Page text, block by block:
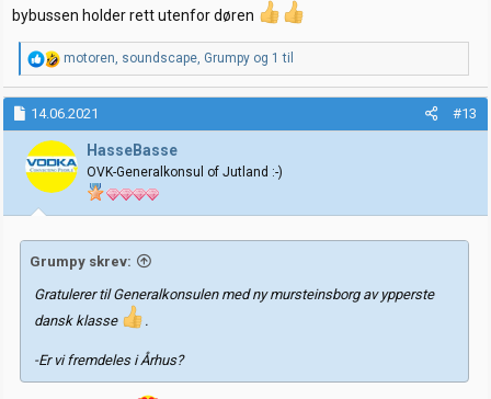
bybussen holder rett utenfor døren
R
e
a
k
j
o
r
motoren soundscape Grumpy og 1 til
14.06.2021 #13
HasseBasse
OVK-Generalkonsul of Jutland :-)
Grumpy skrev:
Gratulerer tilGeneralkonsulenmed ny mursteinsborg av ypperste
dansk klasse
.
-Er vi fremdeles i Århus?